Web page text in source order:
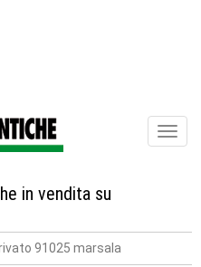
in vendita su
91025 marsala